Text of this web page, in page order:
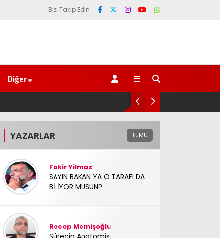
Bizi Takip Edin
Diğer
AV. Süzen “Meclis’e gelen Çerçeve
YAZARLAR TÜMÜ
Fakir Yilmaz
SAYIN BAKAN YA O TARAFI DA
BİLİYOR MUSUN?
Recep Memişoğlu
Sürecin Anatomisi..